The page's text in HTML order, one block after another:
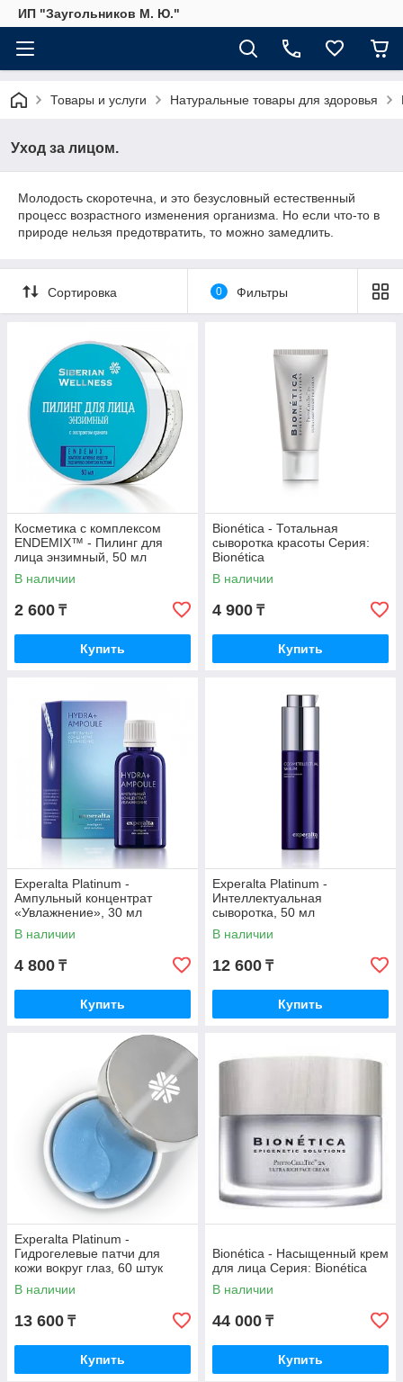
ИП "Заугольников М. Ю."
Товары и услуги Натуральные товары для здоровья
Уход за лицом.
Молодость скоротечна, и это безусловный естественный
процесс возрастного изменения организма. Но если что-то в
природе нельзя предотвратить, то можно замедлить.
Сортировка 0 Фильтры
Косметика с комплексом
ENDEMIX™ - Пилинг для
лица энзимный, 50 мл
В наличии
2 600 ₸
Купить
Bionética - Тотальная
сыворотка красоты Серия:
Bionética
В наличии
4 900 ₸
Купить
Experalta Platinum -
Ампульный концентрат
«Увлажнение», 30 мл
В наличии
4 800 ₸
Купить
Experalta Platinum -
Интеллектуальная
сыворотка, 50 мл
В наличии
12 600 ₸
Купить
Experalta Platinum -
Гидрогелевые патчи для
кожи вокруг глаз, 60 штук
В наличии
13 600 ₸
Купить
Bionética - Насыщенный крем
для лица Серия: Bionética
В наличии
44 000 ₸
Купить